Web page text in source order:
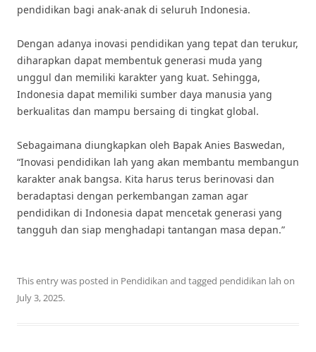
pendidikan bagi anak-anak di seluruh Indonesia.
Dengan adanya inovasi pendidikan yang tepat dan terukur,
diharapkan dapat membentuk generasi muda yang
unggul dan memiliki karakter yang kuat. Sehingga,
Indonesia dapat memiliki sumber daya manusia yang
berkualitas dan mampu bersaing di tingkat global.
Sebagaimana diungkapkan oleh Bapak Anies Baswedan,
“Inovasi pendidikan lah yang akan membantu membangun
karakter anak bangsa. Kita harus terus berinovasi dan
beradaptasi dengan perkembangan zaman agar
pendidikan di Indonesia dapat mencetak generasi yang
tangguh dan siap menghadapi tantangan masa depan.”
This entry was posted in Pendidikan and tagged pendidikan lah on
July 3, 2025.